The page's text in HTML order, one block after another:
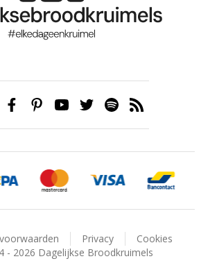
Privacy
Cookies
- 2026 Dagelijkse Broodkruimels